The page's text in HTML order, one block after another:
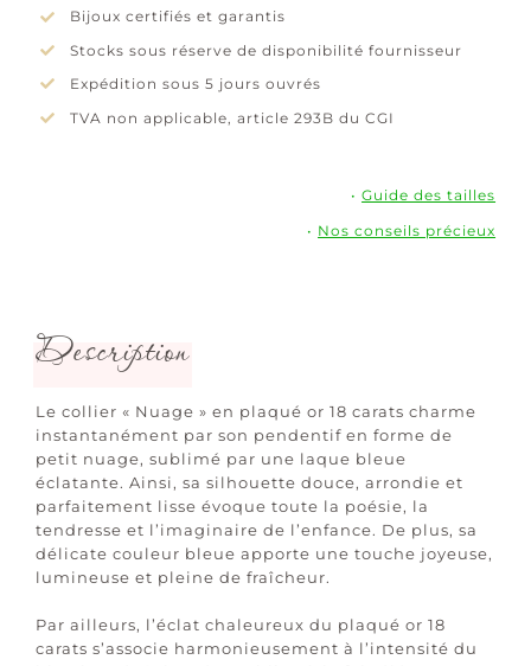
Bijoux certifiés et garantis
Stocks sous réserve de disponibilité fournisseur
Expédition sous 5 jours ouvrés
TVA non applicable, article 293B du CGI
•Guide des tailles
• Nos conseils précieux
Description
Le collier « Nuage » en plaqué or 18 carats charme
instantanément par son pendentif en forme de
petit nuage, sublimé par une laque bleue
éclatante. Ainsi, sa silhouette douce, arrondie et
parfaitement lisse évoque toute la poésie, la
tendresse et l’imaginaire de l’enfance. De plus, sa
délicate couleur bleue apporte une touche joyeuse,
lumineuse et pleine de fraîcheur.
Par ailleurs, l’éclat chaleureux du plaqué or 18
carats s’associe harmonieusement à l’intensité du